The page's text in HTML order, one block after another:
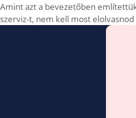
Amint azt a bevezetőben
szerviz-t, nem kell most